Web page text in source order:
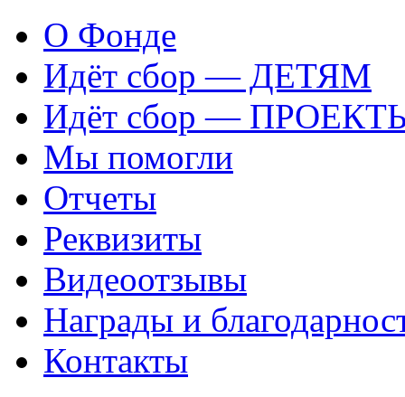
О Фонде
Идёт сбор — ДЕТЯМ
Идёт сбор —
Мы помогли
Отчеты
Реквизиты
Видеоотзывы
Награды и
Контакты